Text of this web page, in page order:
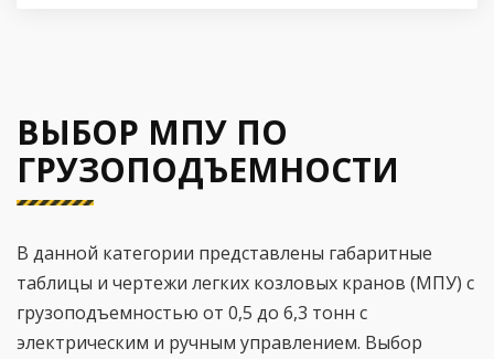
ВЫБОР МПУ ПО
ГРУЗОПОДЪЕМНОСТИ
В данной категории представлены габаритные
таблицы и чертежи легких козловых кранов (МПУ) с
грузоподъемностью от 0,5 до 6,3 тонн с
электрическим и ручным управлением. Выбор